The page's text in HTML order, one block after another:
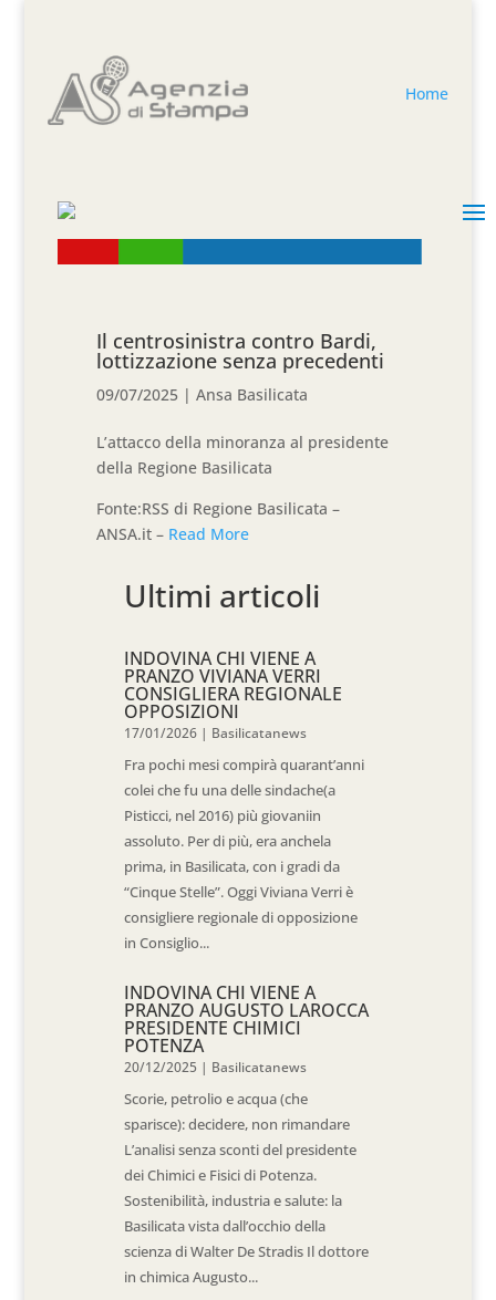
Home
Il centrosinistra contro Bardi,
lottizzazione senza precedenti
09/07/2025 |Ansa Basilicata
L’attacco della minoranza al presidente
della Regione Basilicata
Fonte:RSS di Regione Basilicata –
ANSA.it – Read More
Ultimi articoli
INDOVINA CHI VIENE A
PRANZO VIVIANA VERRI
CONSIGLIERA REGIONALE
OPPOSIZIONI
17/01/2026 | Basilicatanews
Fra pochi mesi compirà quarant’anni
colei che fu una delle sindache(a
Pisticci, nel 2016) più giovaniin
assoluto. Per di più, era anchela
prima, in Basilicata, con i gradi da
“Cinque Stelle”. Oggi Viviana Verri è
consigliere regionale di opposizione
in Consiglio...
INDOVINA CHI VIENE A
PRANZO AUGUSTO LAROCCA
PRESIDENTE CHIMICI
POTENZA
20/12/2025 | Basilicatanews
Scorie, petrolio e acqua (che
sparisce): decidere, non rimandare
L’analisi senza sconti del presidente
dei Chimici e Fisici di Potenza.
Sostenibilità, industria e salute: la
Basilicata vista dall’occhio della
scienza di Walter De Stradis Il dottore
in chimica Augusto...